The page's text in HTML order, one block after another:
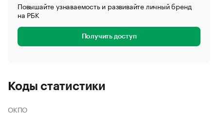
Повышайте узнаваемость и развивайте личный бренд
на РБК
Получить доступ
Коды статистики
ОКПО